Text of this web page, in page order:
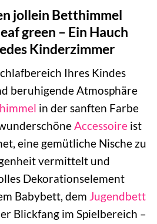
jollein Betthimmel
green – Ein Hauch
Kinderzimmer
Ihres Kindes
beruhigende Atmosphäre
in der sanften Farbe
Accessoire ist
eine gemütliche Nische zu
vermittelt und
Dekorationselement
Babybett, dem Jugendbett
Blickfang im Spielbereich –